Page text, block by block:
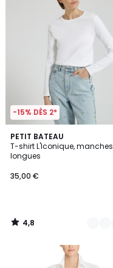
-15% DÈS 2*
PETIT BATEAU
T-shirt L'Iconique, manches
longues
€.
35,00 €
4,8
/ 5
3
Couleurs
4,8
/